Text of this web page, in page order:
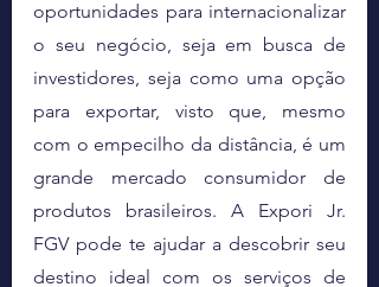
oportunidades para internacionalizar
o seu negócio, seja em busca de
investidores, seja como uma opção
para exportar, visto que, mesmo
com o empecilho da distância, é um
grande mercado consumidor de
produtos brasileiros. A Expori Jr.
FGV pode te ajudar a descobrir seu
destino ideal com os serviços de